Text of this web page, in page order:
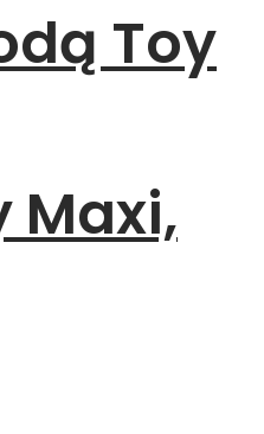
Toy
Maxi,